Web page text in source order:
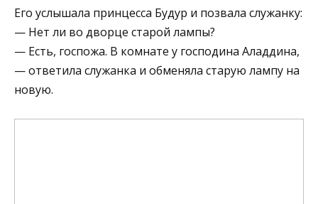
Его услышала принцесса Будур и позвала служанку:
— Нет ли во дворце старой лампы?
— Есть, госпожа. В комнате у господина Аладдина,
— ответила служанка и обменяла старую лампу на
новую.